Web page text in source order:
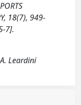
18(7), 949-
7].
Leardini